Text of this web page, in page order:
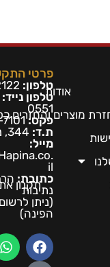
אודות
מוצרים והחזרים
תקנון
פרטי
טלפון:
טלפון נייד:
0551
פקס:08-942-7101
ת.ד:
מייל:
il
כתובת:
נתיבות
(ניתן
הפינה)